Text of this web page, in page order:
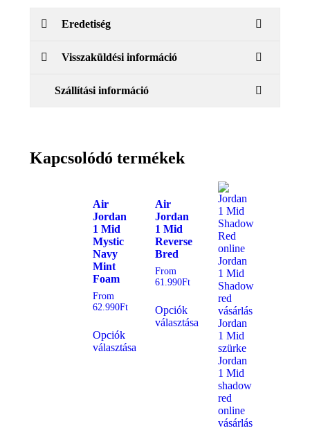
Eredetiség
Visszaküldési információ
Szállítási információ
Kapcsolódó termékek
Air
Jordan
1 Mid
Mystic
Navy
Mint
Foam
From
62.990Ft
Opciók
választása
Air
Jordan
1 Mid
Reverse
Bred
From
61.990Ft
Opciók
választása